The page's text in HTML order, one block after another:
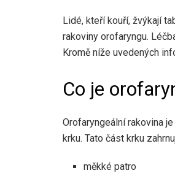
Lidé, kteří kouří, žvýkají
rakoviny orofaryngu.
Kromě níže uvedených
Co je
Orofaryngeální rakovina
krku. Tato část krku
měkké patro